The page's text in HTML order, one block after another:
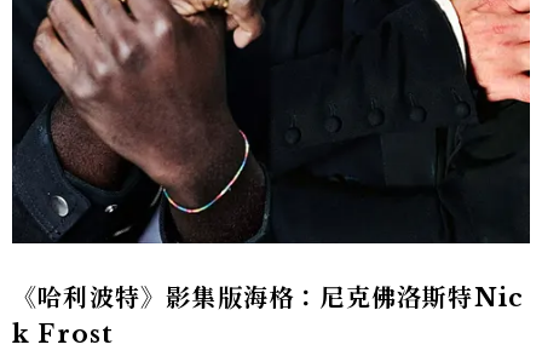
《哈利波特》影集版海格：尼克佛洛斯特Nic
k Frost